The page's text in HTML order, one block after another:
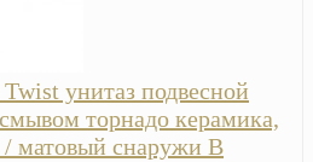
унитаз подвесной
торнадо керамика,
/ матовый снаружи В